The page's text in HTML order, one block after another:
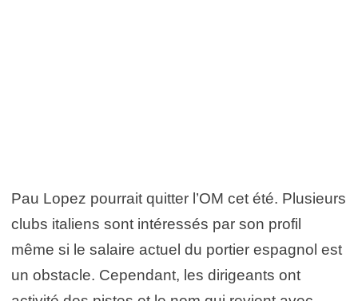
Pau Lopez pourrait quitter l’OM cet été. Plusieurs
clubs italiens sont intéressés par son profil
même si le salaire actuel du portier espagnol est
un obstacle. Cependant, les dirigeants ont